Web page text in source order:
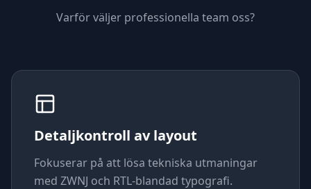
Varför väljer professionella team oss?
Detaljkontroll av layout
Fokuserar på att lösa tekniska utmaningar
med ZWNJ och RTL-blandad typografi.